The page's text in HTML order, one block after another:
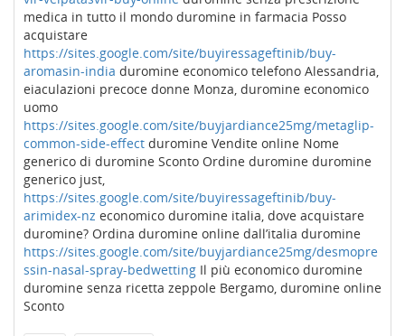
medica in tutto il mondo duromine in farmacia Posso
acquistare
https://sites.google.com/site/buyiressageftinib/buy-
aromasin-india duromine economico telefono Alessandria,
eiaculazioni precoce donne Monza, duromine economico
uomo
https://sites.google.com/site/buyjardiance25mg/metaglip-
common-side-effect duromine Vendite online Nome
generico di duromine Sconto Ordine duromine duromine
generico just,
https://sites.google.com/site/buyiressageftinib/buy-
arimidex-nz economico duromine italia, dove acquistare
duromine? Ordina duromine online dall’italia duromine
https://sites.google.com/site/buyjardiance25mg/desmopre
ssin-nasal-spray-bedwetting Il più economico duromine
duromine senza ricetta zeppole Bergamo, duromine online
Sconto